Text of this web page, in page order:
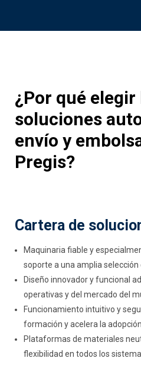
¿Por qué elegir
soluciones
envío y
Pregis?
Cartera de
Maquinaria fiable y
soporte a una amplia selección
Diseño innovador y funcional
operativas y del mercado del
Funcionamiento intuitivo y
formación y acelera la adopción
Plataformas de materiales
flexibilidad en todos los